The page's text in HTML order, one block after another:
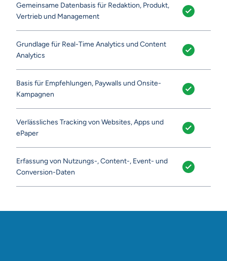
Gemeinsame Datenbasis für Redaktion, Produkt,
Vertrieb und Management
Grundlage für Real-Time Analytics und Content
Analytics
Basis für Empfehlungen, Paywalls und Onsite-
Kampagnen
Verlässliches Tracking von Websites, Apps und
ePaper
Erfassung von Nutzungs-, Content-, Event- und
Conversion-Daten